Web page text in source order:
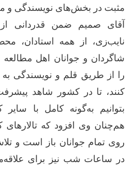
مثبت در بخش‌های نویسندگی و
آقای صمیم ضمن قدردانی از
نایب‌زی، از همه استادان،
شاگردان و جوانان اهل
را از طریق قلم و نویسندگی
کنند، تا در کشور شاهد
بتوانیم به‌گونه کامل با
هم‌چنان وی افزود که تالارهای
روی تمام جوانان باز است و
در ساعات شب نیز برای